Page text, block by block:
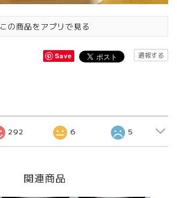
この商品をアプリで見る
Save 通報する
292 6 5
関連商品